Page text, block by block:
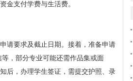
金支付学费与生活费。
请要求及截止日期。接着，准备申请
，部分专业可能还需作品集或面
后，办理学生签证，需提交护照、录